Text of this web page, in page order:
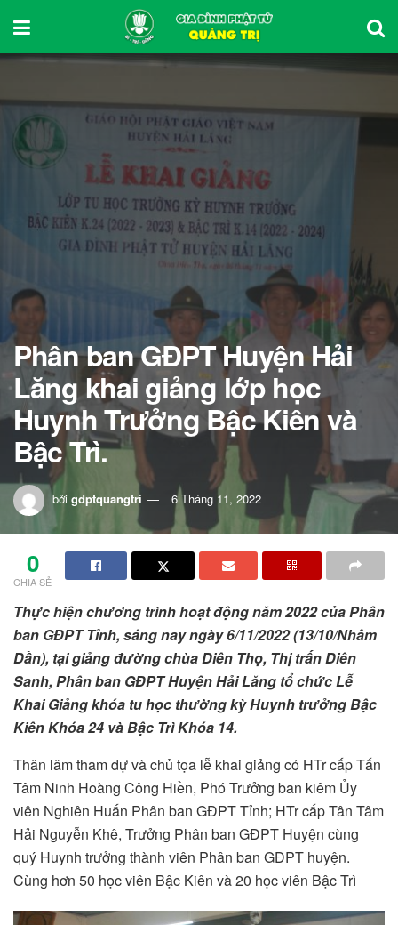
Phân ban GĐPT Huyện Hải
Lăng khai giảng lớp học
Huynh Trưởng Bậc Kiên và
Bậc Trì.
bởi gdptquangtri 6 Tháng 11, 2022
0
CHIA SẺ
Thực hiện chương trình hoạt động năm 2022 của Phân
ban GĐPT Tỉnh, sáng nay ngày 6/11/2022 (13/10/Nhâm
Dần), tại giảng đường chùa Diên Thọ, Thị trấn Diên
Sanh, Phân ban GĐPT Huyện Hải Lăng tổ chức Lễ
Khai Giảng khóa tu học thường kỳ Huynh trưởng Bậc
Kiên Khóa 24 và Bậc Trì Khóa 14.
Thân lâm tham dự và chủ tọa lễ khai giảng có HTr cấp Tấn
Tâm Ninh Hoàng Công Hiền, Phó Trưởng ban kiêm Ủy
viên Nghiên Huấn Phân ban GĐPT Tỉnh; HTr cấp Tân Tâm
Hải Nguyễn Khê, Trưởng Phân ban GĐPT Huyện cùng
quý Huynh trưởng thành viên Phân ban GĐPT huyện.
Cùng hơn 50 học viên Bậc Kiên và 20 học viên Bậc Trì